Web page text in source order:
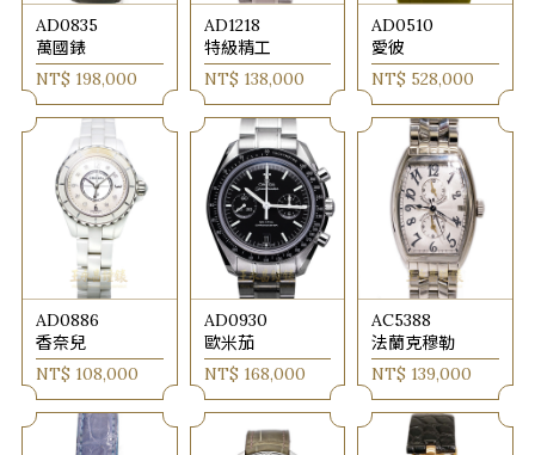
AD0835
萬國錶
NT$ 198,000
AD1218
特級精工
NT$ 138,000
AD0510
愛彼
NT$ 528,000
AD0886
香奈兒
NT$ 108,000
AD0930
歐米茄
NT$ 168,000
AC5388
法蘭克穆勒
NT$ 139,000